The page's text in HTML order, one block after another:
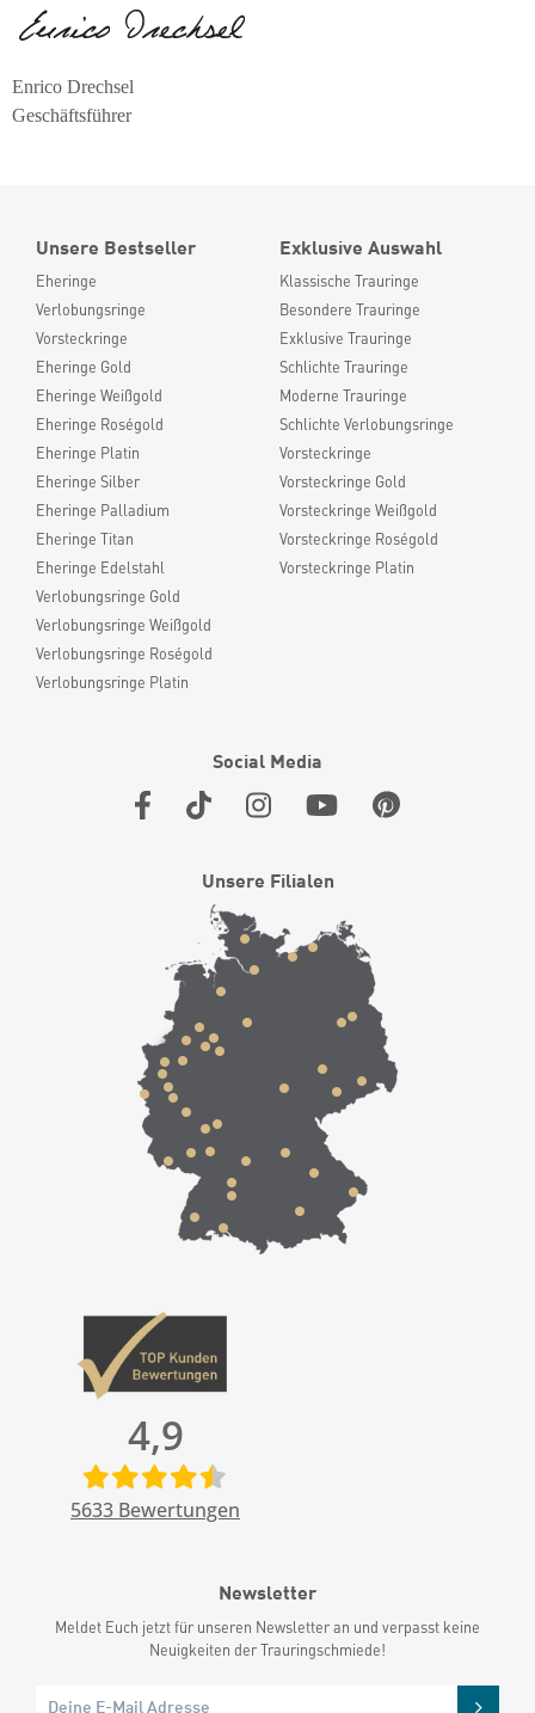
Enrico Drechsel
Geschäftsführer
Unsere Bestseller
Eheringe
Verlobungsringe
Vorsteckringe
Eheringe Gold
Eheringe Weißgold
Eheringe Roségold
Eheringe Platin
Eheringe Silber
Eheringe Palladium
Eheringe Titan
Eheringe Edelstahl
Verlobungsringe Gold
Verlobungsringe Weißgold
Verlobungsringe Roségold
Verlobungsringe Platin
Exklusive Auswahl
Klassische Trauringe
Besondere Trauringe
Exklusive Trauringe
Schlichte Trauringe
Moderne Trauringe
Schlichte Verlobungsringe
Vorsteckringe
Vorsteckringe Gold
Vorsteckringe Weißgold
Vorsteckringe Roségold
Vorsteckringe Platin
Social Media
Unsere Filialen
4,9
5633 Bewertungen
Newsletter
Meldet Euch jetzt für unseren Newsletter an und verpasst keine
Neuigkeiten der Trauringschmiede!